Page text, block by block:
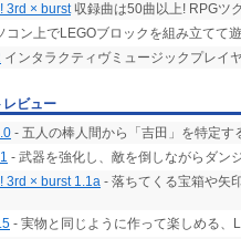
3rd × burst収録曲は50曲以上! RPGツ
コン上でLEGOブロックを組み立てて
インタラクティヴミュージックプレイ
レビュー
- 五人の棒人間から「吉田」を特定
- 武器を強化し、敵を倒しながらダン
3rd × burst 1.1a - 落ちてくる宝箱や矢
- 実物と同じように作って楽しめる、